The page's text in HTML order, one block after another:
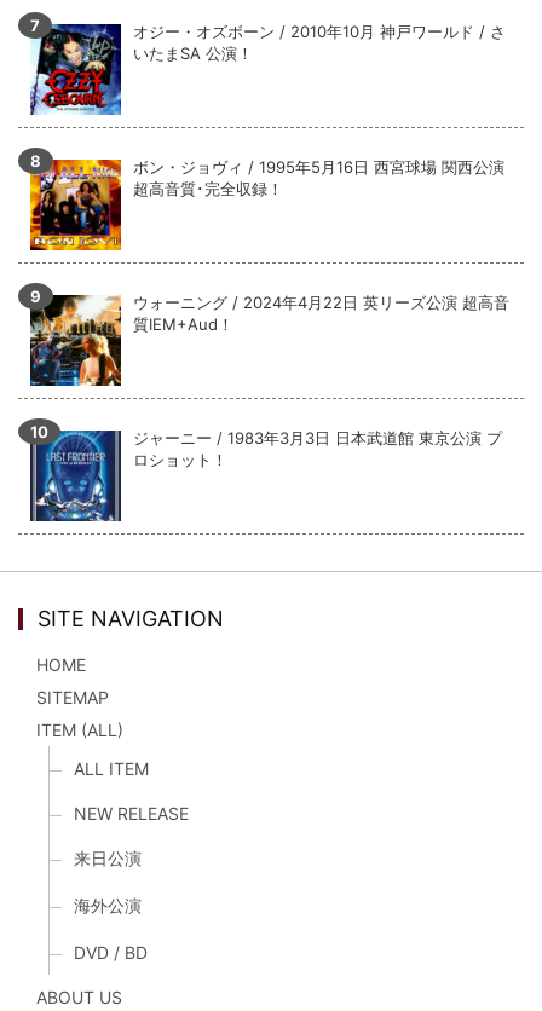
オジー・オズボーン / 2010年10月 神戸ワールド / さ
いたまSA 公演！
ボン・ジョヴィ / 1995年5月16日 西宮球場 関西公演
超高音質･完全収録！
ウォーニング / 2024年4月22日 英リーズ公演 超高音
質IEM+Aud！
ジャーニー / 1983年3月3日 日本武道館 東京公演 プ
ロショット！
SITE NAVIGATION
HOME
SITEMAP
ITEM (ALL)
ALL ITEM
NEW RELEASE
来日公演
海外公演
DVD / BD
ABOUT US